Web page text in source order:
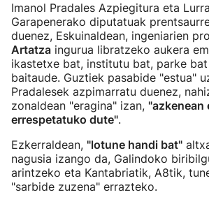
Imanol Pradales Azpiegitura eta
Garapenerako diputatuak
duenez, Eskuinaldean, ingeniarien
Artatza ingurua libratzeko aukera
ikastetxe bat, institutu bat, parke
baitaude. Guztiek pasabide "estua"
Pradalesek azpimarratu duenez,
zonaldean "eragina" izan, "azkenean
errespetatuko dute".
Ezkerraldean, "lotune handi bat"
nagusia izango da, Galindoko
arintzeko eta Kantabriatik, A8tik,
"sarbide zuzena" errazteko.